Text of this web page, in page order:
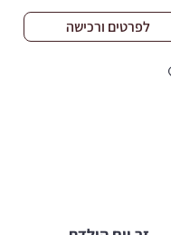
לפרטים ורכישה